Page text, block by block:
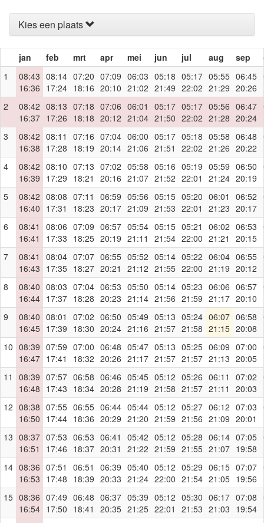
Kies een plaats
jan feb mrt apr mei jun jul aug sep
1
08:43
16:36
08:14
17:24
07:20
18:16
07:09
20:10
06:03
21:02
05:18
21:49
05:17
22:02
05:55
21:29
06:45
20:26
2
08:42
16:37
08:13
17:26
07:18
18:18
07:06
20:12
06:01
21:04
05:17
21:50
05:17
22:02
05:56
21:28
06:47
20:24
3
08:42
16:38
08:11
17:28
07:16
18:19
07:04
20:14
06:00
21:06
05:17
21:51
05:18
22:02
05:58
21:26
06:48
20:22
4
08:42
16:39
08:10
17:29
07:13
18:21
07:02
20:16
05:58
21:07
05:16
21:52
05:19
22:01
05:59
21:24
06:50
20:19
5
08:42
16:40
08:08
17:31
07:11
18:23
06:59
20:17
05:56
21:09
05:15
21:53
05:20
22:01
06:01
21:23
06:52
20:17
6
08:41
16:41
08:06
17:33
07:09
18:25
06:57
20:19
05:54
21:11
05:15
21:54
05:21
22:00
06:02
21:21
06:53
20:15
7
08:41
16:43
08:04
17:35
07:07
18:27
06:55
20:21
05:52
21:12
05:14
21:55
05:22
22:00
06:04
21:19
06:55
20:12
8
08:40
16:44
08:03
17:37
07:04
18:28
06:53
20:23
05:50
21:14
05:14
21:56
05:23
21:59
06:06
21:17
06:57
20:10
9
08:40
16:45
08:01
17:39
07:02
18:30
06:50
20:24
05:49
21:16
05:13
21:57
05:24
21:58
06:07
21:15
06:58
20:08
10 08:39
16:47
07:59
17:41
07:00
18:32
06:48
20:26
05:47
21:17
05:13
21:57
05:25
21:57
06:09
21:13
07:00
20:05
11
08:39
16:48
07:57
17:43
06:58
18:34
06:46
20:28
05:45
21:19
05:12
21:58
05:26
21:57
06:11
21:11
07:02
20:03
12 08:38
16:50
07:55
17:44
06:55
18:36
06:44
20:29
05:44
21:20
05:12
21:59
05:27
21:56
06:12
21:09
07:03
20:01
13 08:37
16:51
07:53
17:46
06:53
18:37
06:41
20:31
05:42
21:22
05:12
21:59
05:28
21:55
06:14
21:07
07:05
19:58
14 08:36
16:53
07:51
17:48
06:51
18:39
06:39
20:33
05:40
21:24
05:12
22:00
05:29
21:54
06:15
21:05
07:07
19:56
15 08:36
16:54
07:49
17:50
06:48
18:41
06:37
20:35
05:39
21:25
05:12
22:01
05:30
21:53
06:17
21:03
07:08
19:54